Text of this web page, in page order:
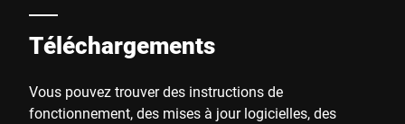
Téléchargements
Vous pouvez trouver des instructions de
fonctionnement, des mises à jour logicielles, des